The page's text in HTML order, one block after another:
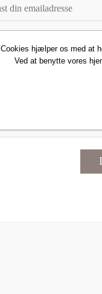
Cookies hjælper os med at
Ved at benytte vores